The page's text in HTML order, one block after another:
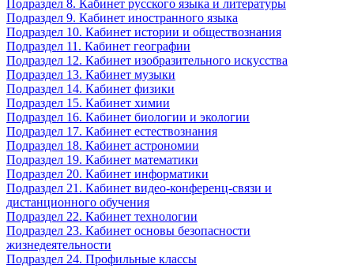
Подраздел 8. Кабинет русского языка и литературы
Подраздел 9. Кабинет иностранного языка
Подраздел 10. Кабинет истории и обществознания
Подраздел 11. Кабинет географии
Подраздел 12. Кабинет изобразительного искусства
Подраздел 13. Кабинет музыки
Подраздел 14. Кабинет физики
Подраздел 15. Кабинет химии
Подраздел 16. Кабинет биологии и экологии
Подраздел 17. Кабинет естествознания
Подраздел 18. Кабинет астрономии
Подраздел 19. Кабинет математики
Подраздел 20. Кабинет информатики
Подраздел 21. Кабинет видео-конференц-связи и
дистанционного обучения
Подраздел 22. Кабинет технологии
Подраздел 23. Кабинет основы безопасности
жизнедеятельности
Подраздел 24. Профильные классы